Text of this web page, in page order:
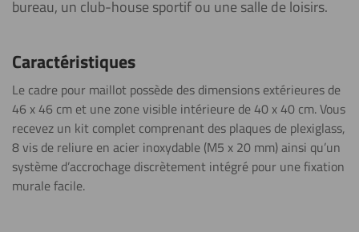
bureau, un club-house sportif ou une salle de loisirs.
Caractéristiques
Le cadre pour maillot possède des dimensions extérieures de
46 x 46 cm et une zone visible intérieure de 40 x 40 cm. Vous
recevez un kit complet comprenant des plaques de plexiglass,
8 vis de reliure en acier inoxydable (M5 x 20 mm) ainsi qu’un
système d’accrochage discrètement intégré pour une fixation
murale facile.